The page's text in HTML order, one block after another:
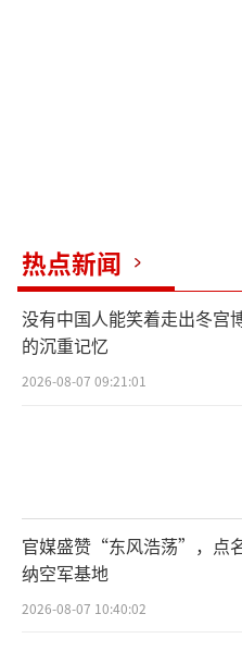
栖攻击舰“四川舰”也
在这方面的技术水
来，中国可能从追赶
（责任编辑
热点新闻
没有中国人能笑着走出冬宫
的沉重记忆
2026-08-07 09:21:01
官媒盛赞“东风浩荡”，点
纳空军基地
2026-08-07 10:40:02